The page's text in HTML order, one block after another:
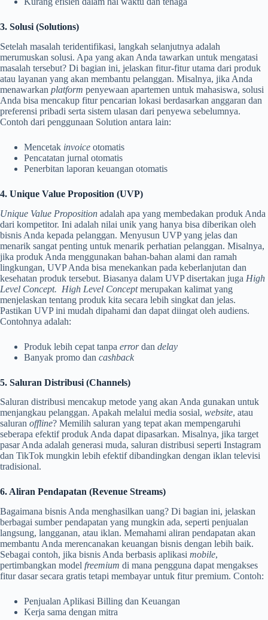
3. Solusi (Solutions)
Setelah masalah teridentifikasi, langkah selanjutnya adalah
merumuskan solusi. Apa yang akan Anda tawarkan untuk mengatasi
masalah tersebut? Di bagian ini, jelaskan fitur-fitur utama dari produk
atau layanan yang akan membantu pelanggan. Misalnya, jika Anda
menawarkan platform penyewaan apartemen untuk mahasiswa, solusi
Anda bisa mencakup fitur pencarian lokasi berdasarkan anggaran dan
preferensi pribadi serta sistem ulasan dari penyewa sebelumnya.
Contoh dari penggunaan Solution antara lain:
Mencetak invoice otomatis
Pencatatan jurnal otomatis
Penerbitan laporan keuangan otomatis
4. Unique Value Proposition (UVP)
Unique Value Proposition adalah apa yang membedakan produk Anda
dari kompetitor. Ini adalah nilai unik yang hanya bisa diberikan oleh
bisnis Anda kepada pelanggan. Menyusun UVP yang jelas dan
menarik sangat penting untuk menarik perhatian pelanggan. Misalnya,
jika produk Anda menggunakan bahan-bahan alami dan ramah
lingkungan, UVP Anda bisa menekankan pada keberlanjutan dan
kesehatan produk tersebut. Biasanya dalam UVP disertakan juga High
Level Concept. High Level Conceptmerupakan kalimat yang
menjelaskan tentang produk kita secara lebih singkat dan jelas.
Pastikan UVP ini mudah dipahami dan dapat diingat oleh audiens.
Contohnya adalah:
Produk lebih cepat tanpa errordan delay
Banyak promo dan cashback
5. Saluran Distribusi (Channels)
Saluran distribusi mencakup metode yang akan Anda gunakan untuk
menjangkau pelanggan. Apakah melalui media sosial, website, atau
saluran offline? Memilih saluran yang tepat akan mempengaruhi
seberapa efektif produk Anda dapat dipasarkan. Misalnya, jika target
pasar Anda adalah generasi muda, saluran distribusi seperti Instagram
dan TikTok mungkin lebih efektif dibandingkan dengan iklan televisi
tradisional.
6. Aliran Pendapatan (Revenue Streams)
Bagaimana bisnis Anda menghasilkan uang? Di bagian ini, jelaskan
berbagai sumber pendapatan yang mungkin ada, seperti penjualan
langsung, langganan, atau iklan. Memahami aliran pendapatan akan
membantu Anda merencanakan keuangan bisnis dengan lebih baik.
Sebagai contoh, jika bisnis Anda berbasis aplikasi mobile,
pertimbangkan model freemium di mana pengguna dapat mengakses
fitur dasar secara gratis tetapi membayar untuk fitur premium. Contoh:
Penjualan Aplikasi Billing dan Keuangan
Kerja sama dengan mitra